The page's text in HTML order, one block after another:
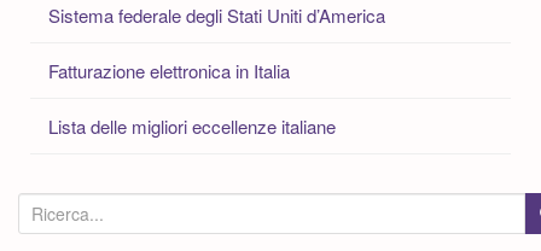
Sistema federale degli Stati Uniti d’America
Fatturazione elettronica in Italia
Lista delle migliori eccellenze italiane
e